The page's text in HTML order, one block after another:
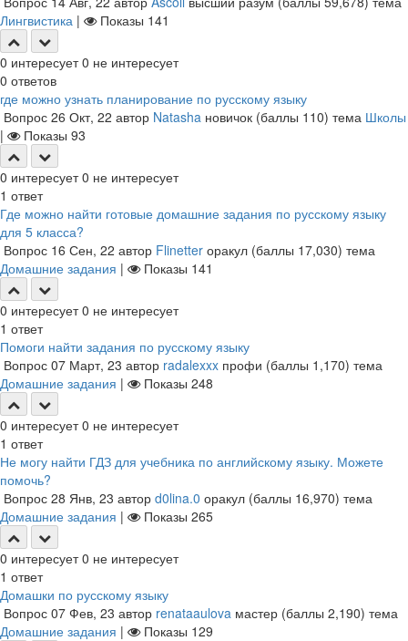
Лингвистика | Показы 141
0 интересует 0 не интересует
0 ответов
где можно узнать планирование по русскому языку
Вопрос 26 Окт, 22 автор Natasha новичок (баллы 110) тема Школы
|
Показы 93
0 интересует 0 не интересует
1 ответ
Где можно найти готовые домашние задания по русскому языку
для 5 класса?
Вопрос 16 Сен, 22 автор Flinetter оракул (баллы 17,030) тема
Домашние задания | Показы 141
0 интересует 0 не интересует
1 ответ
Помоги найти задания по русскому языку
Вопрос 07 Март, 23 автор radalexxx профи (баллы 1,170) тема
Домашние задания | Показы 248
0 интересует 0 не интересует
1 ответ
Не могу найти ГДЗ для учебника по английскому языку. Можете
помочь?
Вопрос 28 Янв, 23 автор d0lina.0 оракул (баллы 16,970) тема
Домашние задания | Показы 265
0 интересует 0 не интересует
1 ответ
Домашки по русскому языку
Вопрос 07 Фев, 23 автор renataaulova мастер (баллы 2,190) тема
Домашние задания | Показы 129